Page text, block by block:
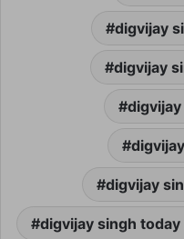
digvijay
digvijay
digvijay
digvijay singh